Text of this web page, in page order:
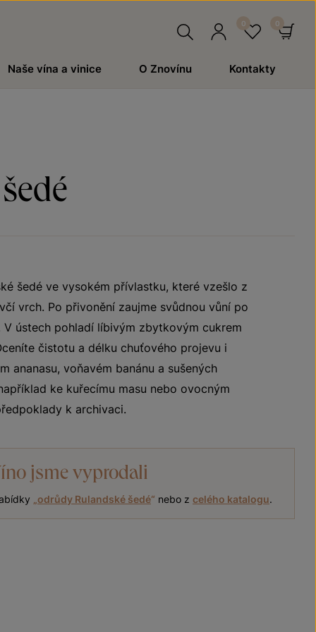
Naše vína a vinice O Znovínu Kontakty
šedé ve vysokém přívlastku, které vzešlo z
vrch. Po přivonění zaujme svůdnou vůní po
ústech pohladí líbivým zbytkovým cukrem
čistotu a délku chuťového projevu i
ananasu, voňavém banánu a sušených
ke kuřecímu masu nebo ovocným
k archivaci.
jsme vyprodali
odrůdy Rulandské šedé“ nebo z celého katalogu.